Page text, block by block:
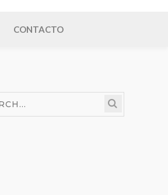
CONTACTO